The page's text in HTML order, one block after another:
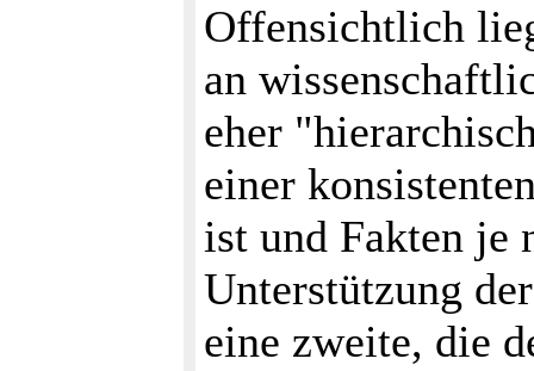
Offensichtlich
an
eher
einer
ist und Fakten je
Unterstützung
eine zweite, die